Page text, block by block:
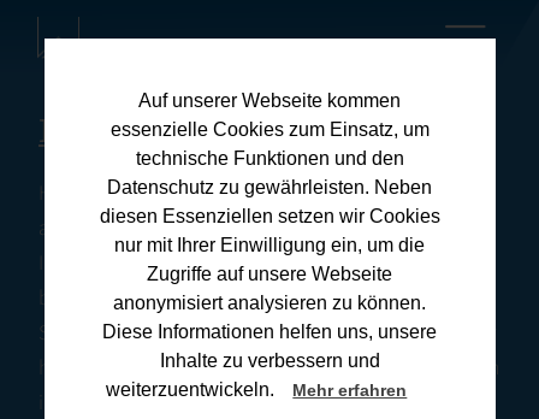
Auf unserer Webseite kommen
essenzielle Cookies zum Einsatz, um
technische Funktionen und den
Datenschutz zu gewährleisten. Neben
diesen Essenziellen setzen wir Cookies
nur mit Ihrer Einwilligung ein, um die
Zugriffe auf unsere Webseite
anonymisiert analysieren zu können.
Diese Informationen helfen uns, unsere
Inhalte zu verbessern und
weiterzuentwickeln.
Mehr erfahren
Kanzleiblog
Hier finden Sie umfassende Informationen zu
aktuellen Steuerthemen und praxisnahen Tipps für
Ihre Steuerangelegenheiten. Unsere Downloads
bieten Ihnen wertvolle Ressourcen, um Ihre
Steuererklärung effizient und korrekt zu erstellen. Wir
halten Sie stets auf dem Laufenden über Änderungen
im Steuerrecht und deren Auswirkungen. Wenn Sie